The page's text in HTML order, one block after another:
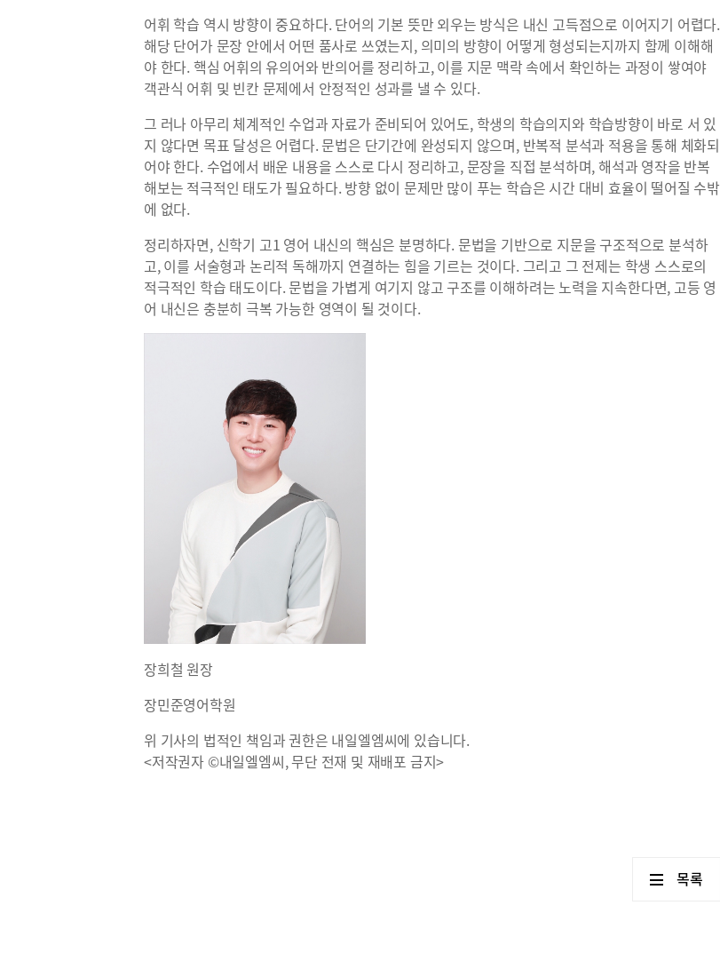
어휘 학습 역시 방향이 중요하다. 단어의 기본 뜻만 외우는 방식은 내신 고득점으로 이어지기 어렵다.
해당 단어가 문장 안에서 어떤 품사로 쓰였는지, 의미의 방향이 어떻게 형성되는지까지 함께 이해해
야 한다. 핵심 어휘의 유의어와 반의어를 정리하고, 이를 지문 맥락 속에서 확인하는 과정이 쌓여야
객관식 어휘 및 빈칸 문제에서 안정적인 성과를 낼 수 있다.
그 러나 아무리 체계적인 수업과 자료가 준비되어 있어도, 학생의 학습의지와 학습방향이 바로 서 있
지 않다면 목표 달성은 어렵다. 문법은 단기간에 완성되지 않으며, 반복적 분석과 적용을 통해 체화되
어야 한다. 수업에서 배운 내용을 스스로 다시 정리하고, 문장을 직접 분석하며, 해석과 영작을 반복
해보는 적극적인 태도가 필요하다. 방향 없이 문제만 많이 푸는 학습은 시간 대비 효율이 떨어질 수밖
에 없다.
정리하자면, 신학기 고1 영어 내신의 핵심은 분명하다. 문법을 기반으로 지문을 구조적으로 분석하
고, 이를 서술형과 논리적 독해까지 연결하는 힘을 기르는 것이다. 그리고 그 전제는 학생 스스로의
적극적인 학습 태도이다. 문법을 가볍게 여기지 않고 구조를 이해하려는 노력을 지속한다면, 고등 영
어 내신은 충분히 극복 가능한 영역이 될 것이다.
장희철 원장
장민준영어학원
위 기사의 법적인 책임과 권한은 내일엘엠씨에 있습니다.
<저작권자 ©내일엘엠씨, 무단 전재 및 재배포 금지>
목록